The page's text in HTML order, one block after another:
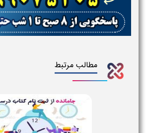
مطالب مرتبط